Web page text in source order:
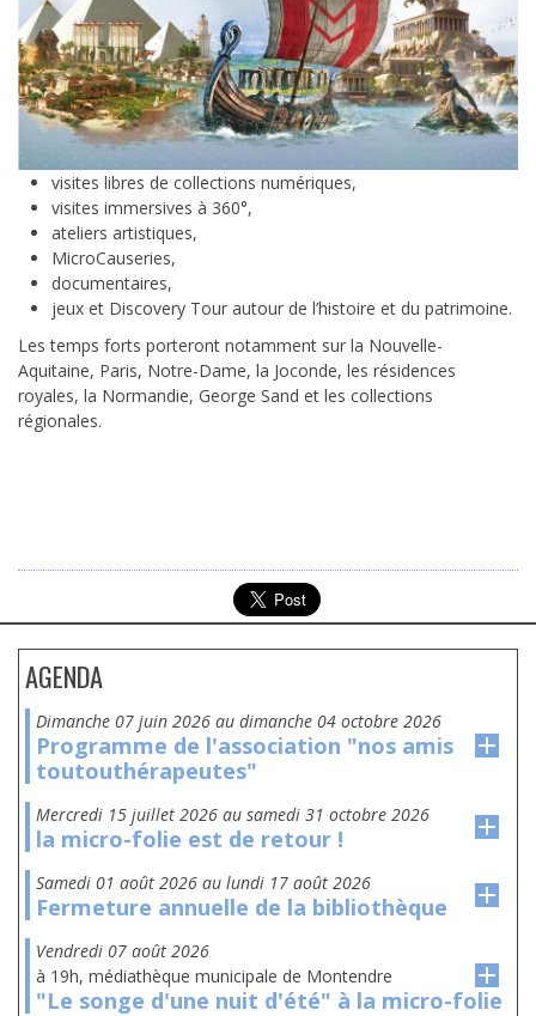
visites libres de collections numériques,
visites immersives à 360°,
ateliers artistiques,
MicroCauseries,
documentaires,
jeux et Discovery Tour autour de l’histoire et du patrimoine.
Les temps forts porteront notamment sur la Nouvelle-
Aquitaine, Paris, Notre-Dame, la Joconde, les résidences
royales, la Normandie, George Sand et les collections
régionales.
AGENDA
dimanche 07 juin 2026 au dimanche 04 octobre 2026
Programme de l'association "nos amis
toutouthérapeutes"
mercredi 15 juillet 2026 au samedi 31 octobre 2026
la micro-folie est de retour !
samedi 01 août 2026 au lundi 17 août 2026
Fermeture annuelle de la bibliothèque
vendredi 07 août 2026
à 19h, médiathèque municipale de Montendre
"Le songe d'une nuit d'été" à la micro-folie